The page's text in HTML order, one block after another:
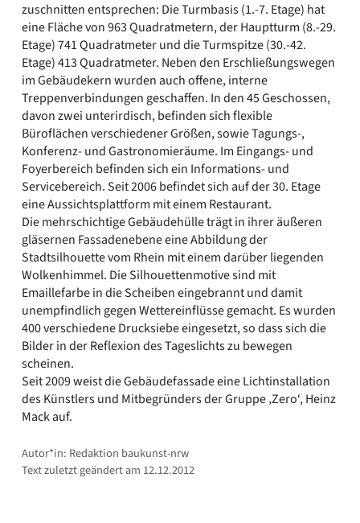
zuschnitten entsprechen: Die Turmbasis (1.-7. Etage) hat
eine Fläche von 963 Quadratmetern, der Hauptturm (8.-29.
Etage) 741 Quadratmeter und die Turmspitze (30.-42.
Etage) 413 Quadratmeter. Neben den Erschließungswegen
im Gebäudekern wurden auch offene, interne
Treppenverbindungen geschaffen. In den 45 Geschossen,
davon zwei unterirdisch, befinden sich flexible
Büroflächen verschiedener Größen, sowie Tagungs-,
Konferenz- und Gastronomieräume. Im Eingangs- und
Foyerbereich befinden sich ein Informations- und
Servicebereich. Seit 2006 befindet sich auf der 30. Etage
eine Aussichtsplattform mit einem Restaurant.
Die mehrschichtige Gebäudehülle trägt in ihrer äußeren
gläsernen Fassadenebene eine Abbildung der
Stadtsilhouette vom Rhein mit einem darüber liegenden
Wolkenhimmel. Die Silhouettenmotive sind mit
Emaillefarbe in die Scheiben eingebrannt und damit
unempfindlich gegen Wettereinflüsse gemacht. Es wurden
400 verschiedene Drucksiebe eingesetzt, so dass sich die
Bilder in der Reflexion des Tageslichts zu bewegen
scheinen.
Seit 2009 weist die Gebäudefassade eine Lichtinstallation
des Künstlers und Mitbegründers der Gruppe ‚Zero‘, Heinz
Mack auf.
Autor*in: Redaktion baukunst-nrw
Text zuletzt geändert am 12.12.2012